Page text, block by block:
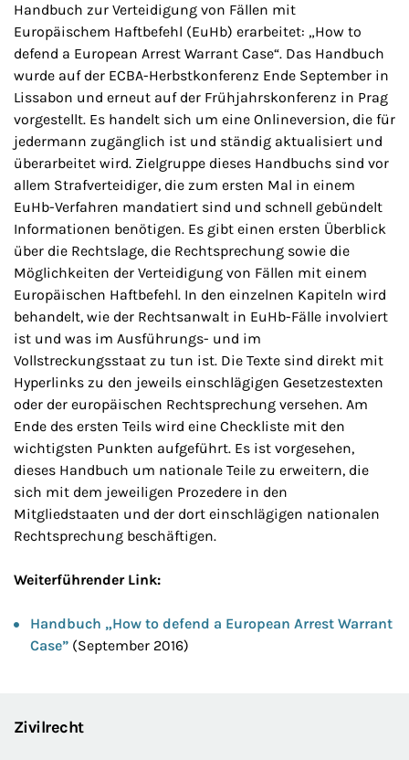
Handbuch zur Verteidigung von Fällen mit
Europäischem Haftbefehl (EuHb) erarbeitet: „How to
defend a European Arrest Warrant Case“. Das Handbuch
wurde auf der ECBA-Herbstkonferenz Ende September in
Lissabon und erneut auf der Frühjahrskonferenz in Prag
vorgestellt. Es handelt sich um eine Onlineversion, die für
jedermann zugänglich ist und ständig aktualisiert und
überarbeitet wird. Zielgruppe dieses Handbuchs sind vor
allem Strafverteidiger, die zum ersten Mal in einem
EuHb-Verfahren mandatiert sind und schnell gebündelt
Informationen benötigen. Es gibt einen ersten Überblick
über die Rechtslage, die Rechtsprechung sowie die
Möglichkeiten der Verteidigung von Fällen mit einem
Europäischen Haftbefehl. In den einzelnen Kapiteln wird
behandelt, wie der Rechtsanwalt in EuHb-Fälle involviert
ist und was im Ausführungs- und im
Vollstreckungsstaat zu tun ist. Die Texte sind direkt mit
Hyperlinks zu den jeweils einschlägigen Gesetzestexten
oder der europäischen Rechtsprechung versehen. Am
Ende des ersten Teils wird eine Checkliste mit den
wichtigsten Punkten aufgeführt. Es ist vorgesehen,
dieses Handbuch um nationale Teile zu erweitern, die
sich mit dem jeweiligen Prozedere in den
Mitgliedstaaten und der dort einschlägigen nationalen
Rechtsprechung beschäftigen.
Weiterführender Link:
Handbuch „How to defend a European Arrest Warrant
Case” (September 2016)
Zivilrecht